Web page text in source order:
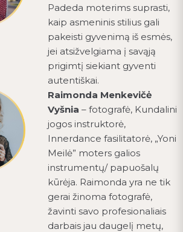
Padeda moterims suprasti,
kaip asmeninis stilius gali
pakeisti gyvenimą iš esmės,
jei atsižvelgiama į savąją
prigimtį siekiant gyventi
autentiškai.
Raimonda Menkevičė
Vyšnia – fotografė, Kundalini
jogos instruktorė,
Innerdance fasilitatorė, „Yoni
Meilė” moters galios
instrumentų/ papuošalų
kūrėja. Raimonda yra ne tik
gerai žinoma fotografė,
žavinti savo profesionaliais
darbais jau daugelį metų,